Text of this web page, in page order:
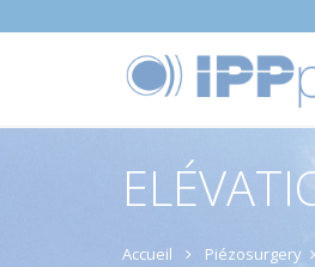
Accueil Piézosurgery